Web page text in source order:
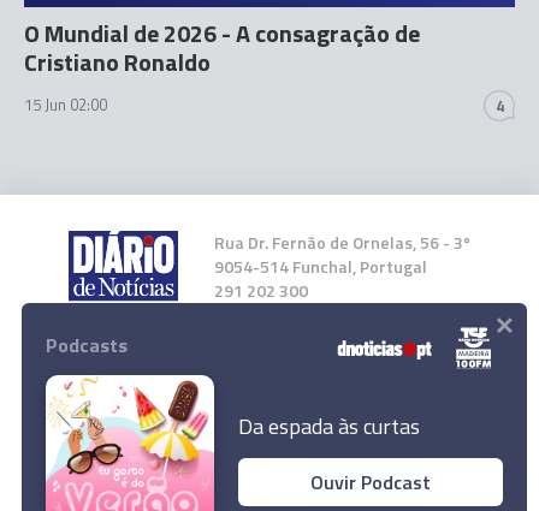
De contestado a 'deus', a viagem argentina de
O Mundial de 2026 - A consagração de
Cristiano Ronaldo
15 Jun 02:00 4
Rua Dr. Fernão de Ornelas, 56 - 3º
9054-514 Funchal, Portugal
291 202 300
Instale a nossa App
Podcasts
Da espada às curtas
Ouvir Podcast
×